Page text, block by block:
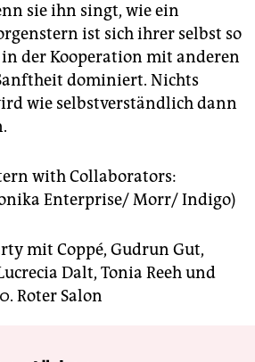
sie ihn singt, wie ein
ist sich ihrer selbst so
in der Kooperation mit anderen
dominiert. Nichts
wie selbstverständlich dann
with Collaborators:
Enterprise/ Morr/ Indigo)
mit Coppé, Gudrun Gut,
Dalt, Tonia Reeh und
Roter Salon